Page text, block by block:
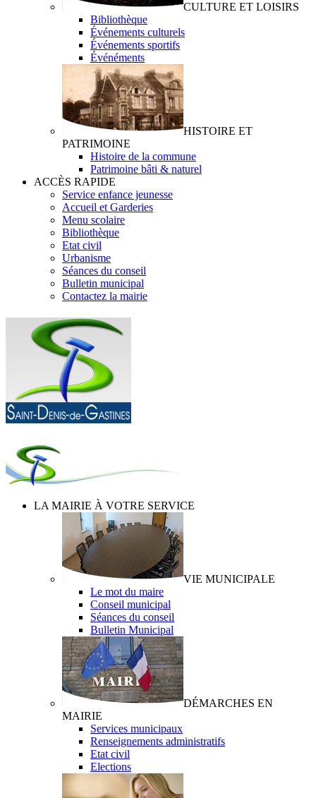
CULTURE ET LOISIRS
Bibliothèque
Événements culturels
Événements sportifs
Événéments
HISTOIRE ET
PATRIMOINE
Histoire de la commune
Patrimoine bâti & naturel
ACCÈS RAPIDE
Service enfance jeunesse
Accueil et Garderies
Menu scolaire
Bibliothèque
Etat civil
Urbanisme
Séances du conseil
Bulletin municipal
Contactez la mairie
LA MAIRIE À VOTRE SERVICE
VIE MUNICIPALE
Le mot du maire
Conseil municipal
Séances du conseil
Bulletin Municipal
DÉMARCHES EN
MAIRIE
Services municipaux
Renseignements administratifs
Etat civil
Elections